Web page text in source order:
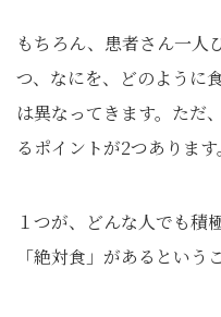
もちろん、患者さん一人
つ、なにを、どのように
は異なってきます。ただ
るポイントが2つあります。
１つが、どんな人でも積
「絶対食」があるという